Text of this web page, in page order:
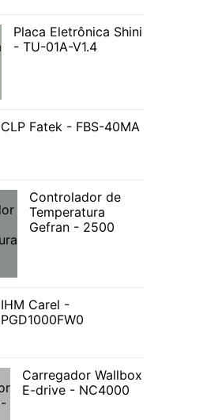
Placa Eletrônica Shini
- TU-01A-V1.4
CLP Fatek - FBS-40MA
Controlador de
Temperatura
Gefran - 2500
IHM Carel -
PGD1000FW0
Carregador Wallbox
E-drive - NC4000